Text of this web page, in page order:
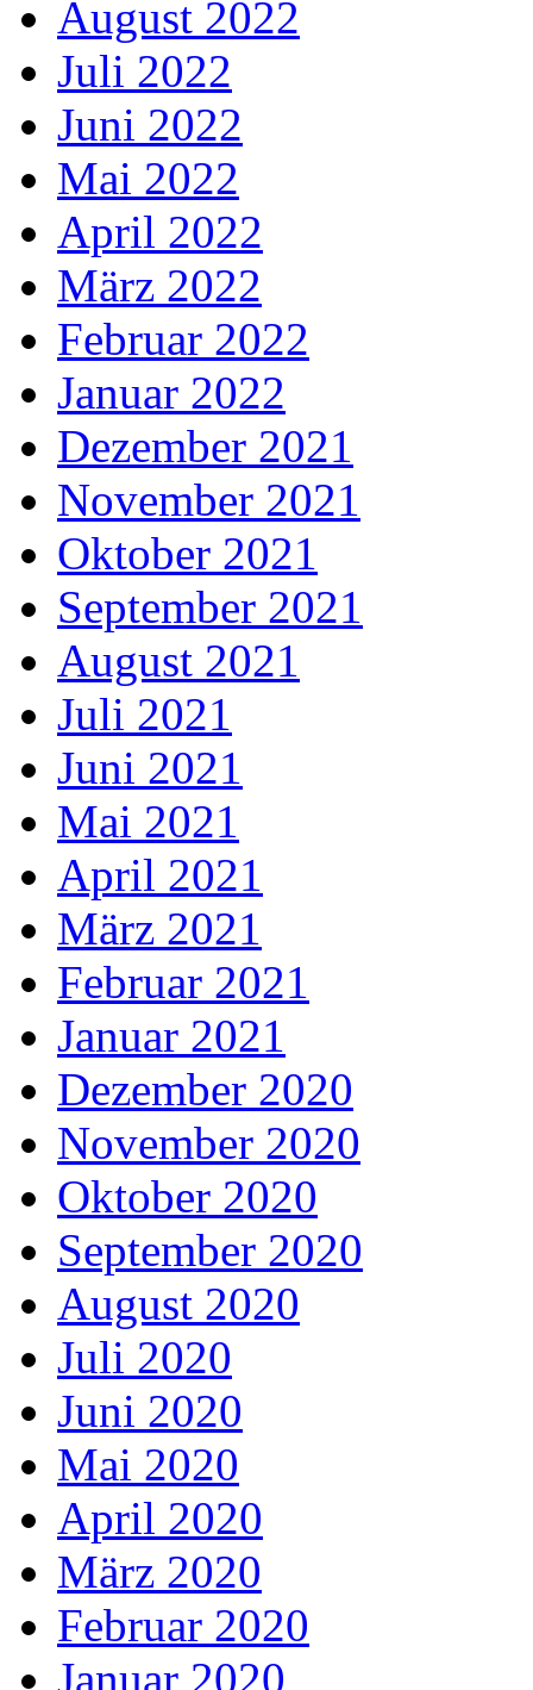
August 2022
Juli 2022
Juni 2022
Mai 2022
April 2022
März 2022
Februar 2022
Januar 2022
Dezember 2021
November 2021
Oktober 2021
September 2021
August 2021
Juli 2021
Juni 2021
Mai 2021
April 2021
März 2021
Februar 2021
Januar 2021
Dezember 2020
November 2020
Oktober 2020
September 2020
August 2020
Juli 2020
Juni 2020
Mai 2020
April 2020
März 2020
Februar 2020
Januar 2020